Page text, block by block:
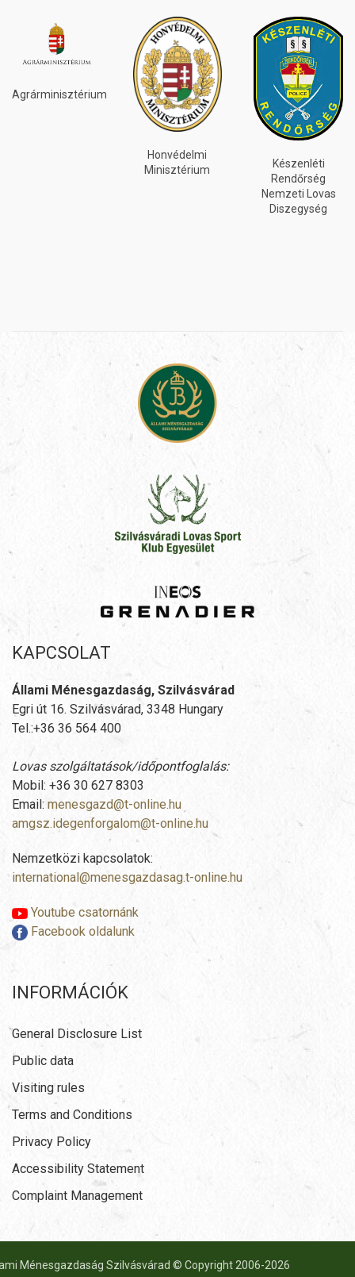
Készenléti
INEOS
GRENADIER
KAPCSOLAT
Állami Ménesgazdaság, Szilvásvárad
Egri út 16. Szilvásvárad, 3348 Hungary
Tel.:+36 36 564 400
Lovas szolgáltatások/időpontfoglalás:
Mobil: +36 30 627 8303
Email: menesgazd@t-online.hu
amgsz.idegenforgalom@t-online.hu
Nemzetközi kapcsolatok:
international@menesgazdasag.t-online.hu
Youtube csatornánk
Facebook oldalunk
INFORMÁCIÓK
General Disclosure List
Public data
Visiting rules
Terms and Conditions
Privacy Policy
Accessibility Statement
Complaint Management
Ménesgazdaság Szilvásvárad © Copyright 2006-2026